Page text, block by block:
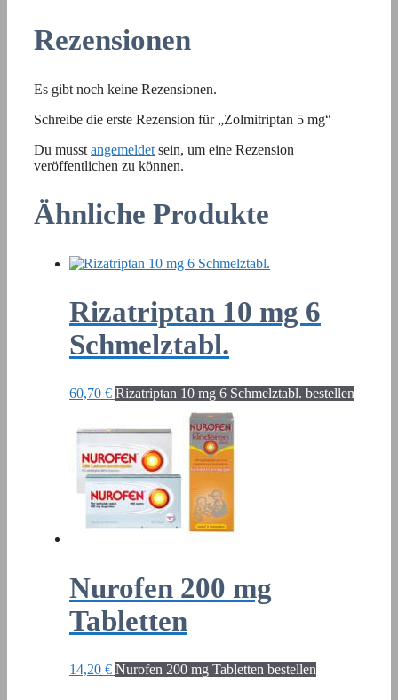
Rezensionen
Es gibt noch keine Rezensionen.
Schreibe die erste Rezension für „Zolmitriptan 5 mg“
Du musst angemeldet sein, um eine Rezension
veröffentlichen zu können.
Ähnliche Produkte
Rizatriptan 10 mg 6
Schmelztabl.
60,70 € Rizatriptan 10 mg 6 Schmelztabl. bestellen
Nurofen 200 mg
Tabletten
14,20 € Nurofen 200 mg Tabletten bestellen